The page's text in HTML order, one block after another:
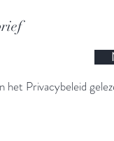
het Privacybeleid